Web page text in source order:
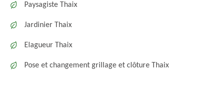
Paysagiste Thaix
Jardinier Thaix
Elagueur Thaix
Pose et changement grillage et clôture Thaix